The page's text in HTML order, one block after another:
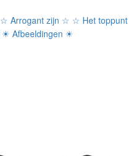
☆ Arrogant zijn ☆ ☆ Het toppunt
☀ Afbeeldingen ☀